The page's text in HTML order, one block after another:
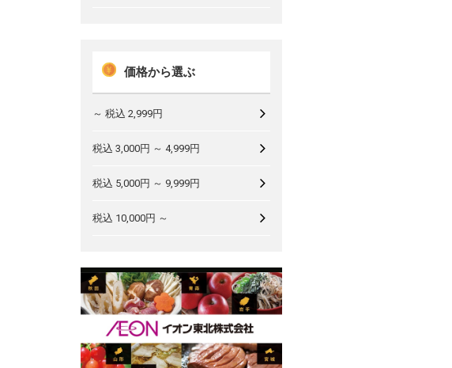
価格から選ぶ
～ 税込 2,999円
税込 3,000円 ～ 4,999円
税込 5,000円 ～ 9,999円
税込 10,000円 ～